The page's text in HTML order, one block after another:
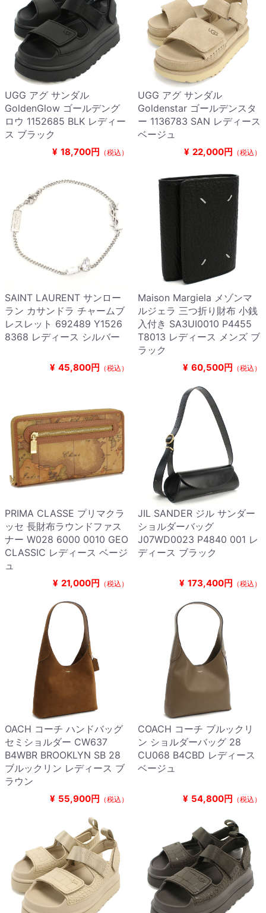
UGG アグ サンダル
GoldenGlow ゴールデング
ロウ 1152685 BLK レディー
ス ブラック
¥ 18,700円 （税込）
UGG アグ サンダル
Goldenstar ゴールデンスタ
ー 1136783 SAN レディース
ベージュ
¥ 22,000円 （税込）
SAINT LAURENT サンロー
ラン カサンドラ チャームブ
レスレット 692489 Y1526
8368 レディース シルバー
¥ 45,800円 （税込）
Maison Margiela メゾンマ
ルジェラ 三つ折り財布 小銭
入付き SA3UI0010 P4455
T8013 レディース メンズ ブ
ラック
¥ 60,500円 （税込）
PRIMA CLASSE プリマクラ
ッセ 長財布ラウンドファス
ナー W028 6000 0010 GEO
CLASSIC レディース ベージ
ュ
¥ 21,000円 （税込）
JIL SANDER ジル サンダー
ショルダーバッグ
J07WD0023 P4840 001 レ
ディース ブラック
¥ 173,400円 （税込）
OACH コーチ ハンドバッグ
セミショルダー CW637
B4WBR BROOKLYN SB 28
ブルックリン レディース ブ
ラウン
¥ 55,900円 （税込）
COACH コーチ ブルックリ
ン ショルダーバッグ 28
CU068 B4CBD レディース
ベージュ
¥ 54,800円 （税込）